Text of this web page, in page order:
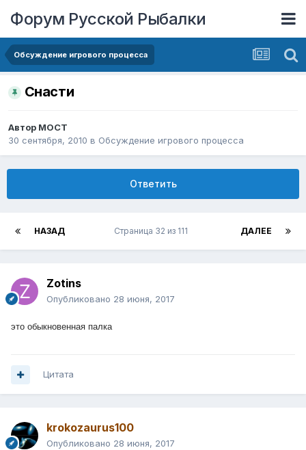
Форум Русской Рыбалки
Обсуждение игрового процесса
Снасти
Автор MOCT
30 сентября, 2010 в Обсуждение игрового процесса
Ответить
НАЗАД ДАЛЕЕ
Страница 32 из 111
Zotins
Опубликовано 28 июня, 2017
это обыкновенная палка
Цитата
krokozaurus100
Опубликовано 28 июня, 2017